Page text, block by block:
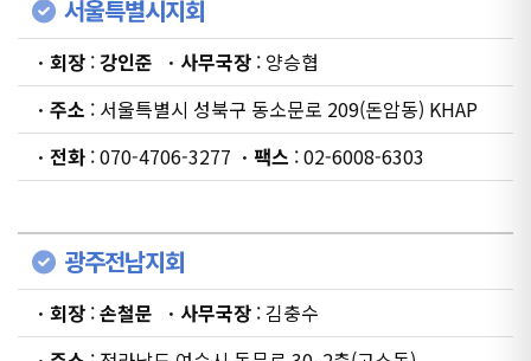
서울특별시지회
ㆍ회장 :강인준 ㆍ사무국장 : 양승협
ㆍ주소 : 서울특별시 성북구 동소문로 209(돈암동) KHAP
ㆍ전화 : 070-4706-3277 ㆍ팩스 : 02-6008-6303
광주전남지회
ㆍ회장 :손철문 ㆍ사무국장 : 김충수